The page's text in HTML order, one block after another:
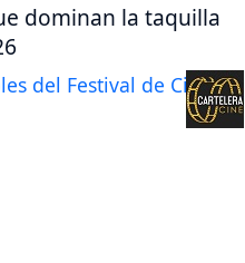
dominan la taquilla